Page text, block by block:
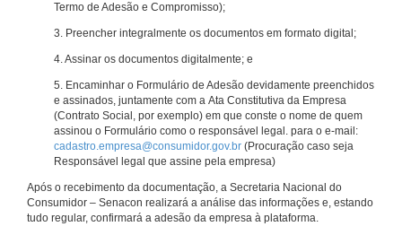
Termo de Adesão e Compromisso);
3. Preencher integralmente os documentos em formato digital;
4. Assinar os documentos digitalmente; e
5. Encaminhar o Formulário de Adesão devidamente preenchidos
e assinados, juntamente com a Ata Constitutiva da Empresa
(Contrato Social, por exemplo) em que conste o nome de quem
assinou o Formulário como o responsável legal. para o e-mail:
cadastro.empresa@consumidor.gov.br (Procuração caso seja
Responsável legal que assine pela empresa)
Após o recebimento da documentação, a Secretaria Nacional do
Consumidor – Senacon realizará a análise das informações e, estando
tudo regular, confirmará a adesão da empresa à plataforma.